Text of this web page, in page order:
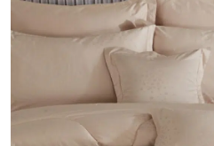
الي